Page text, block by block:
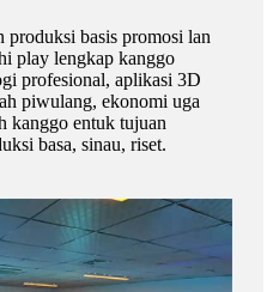
basis promosi lan
play lengkap kanggo
profesional, aplikasi 3D
piwulang, ekonomi uga
kanggo entuk tujuan
basa, sinau, riset.